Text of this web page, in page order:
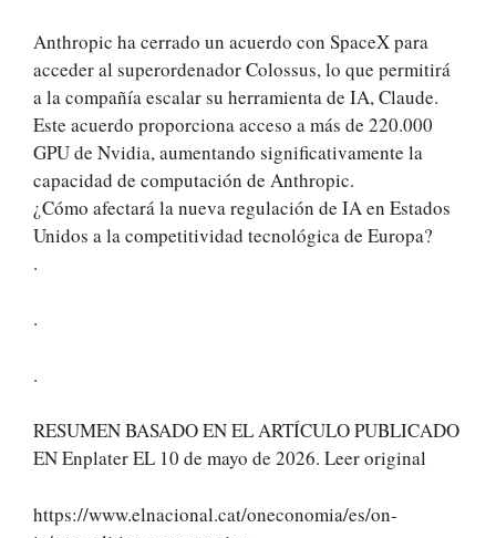
Anthropic ha cerrado un acuerdo con SpaceX para
acceder al superordenador Colossus, lo que permitirá
a la compañía escalar su herramienta de IA, Claude.
Este acuerdo proporciona acceso a más de 220.000
GPU de Nvidia, aumentando significativamente la
capacidad de computación de Anthropic.
¿Cómo afectará la nueva regulación de IA en Estados
Unidos a la competitividad tecnológica de Europa?
.
.
.
RESUMEN BASADO EN EL ARTÍCULO PUBLICADO
EN Enplater EL 10 de mayo de 2026. Leer original
https://www.elnacional.cat/oneconomia/es/on-